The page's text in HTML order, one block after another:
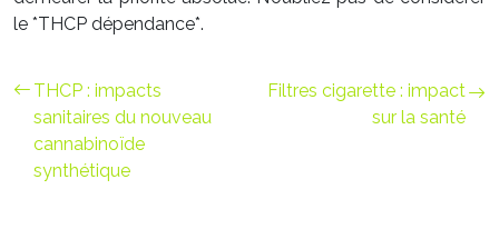
le *THCP dépendance*.
THCP : impacts
sanitaires du nouveau
cannabinoïde
synthétique
Filtres cigarette : impact
sur la santé